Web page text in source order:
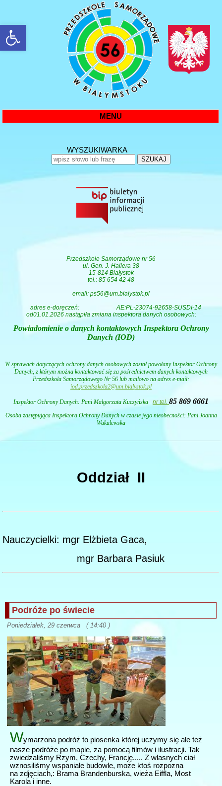
rozwiń/zwiń panel
MENU
WYSZUKIWARKA
SZUKAJ
Przedszkole Samorządowe nr 56
ul. Gen. J. Hallera 38
15-814 Białystok
tel.: 85 654 42 48
email: ps56@um.bialystok.pl
adres e-doręczeń:AE:PL-23074-92658-SUSDI-14
od01.01.2026 nastąpiła zmiana inspektora danych osobowych:
Powiadomienie o danych kontaktowych Inspektora Ochrony
Danych (IOD)
W sprawach dotyczących ochrony danych osobowych został powołany Inspektor Ochrony
Danych, z którym można kontaktować się za pośrednictwem danych kontaktowych
Przedszkola Samorządowego Nr 56 lub mailowo na adres e-mail:
iod.przedszkola2@um.bialystok.pl
Inspektor Ochrony Danych: Pani Małgorzata Kuczyńska nr tel. 85 869 6661
Osoba zastępująca Inspektora Ochrony Danych w czasie jego nieobecności: Pani Joanna
Wakulewska
Oddział II
Nauczycielki: mgr Elżbieta Gaca,
mgr Barbara Pasiuk
Podróże po świecie
Poniedziałek, 29 czerwca ( 14:40 )
Wymarzona podróż to piosenka której uczymy się ale też
nasze podróże po mapie, za pomocą filmów i ilustracji. Tak
zwiedzaliśmy Rzym, Czechy, Francję..... Z własnych ciał
wznosiliśmy wspaniałe budowle, może ktoś rozpozna
na zdjęciach,: Brama Brandenburska, wieża Eiffla, Most
Karola i inne.